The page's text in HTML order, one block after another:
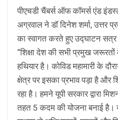
पीएचडी चैंबर्स ऑफ कॉमर्स एंड
अग्रवाल ने डॉ दिनेश शर्मा, उत्तर
का स्वागत करते हुए उद्घाटन सत्र
“शिक्षा देश की सभी प्रमुख
हथियार है। कोविड महामारी के
क्षेत्र पर इसका प्रभाव पड़ा है और
रहा है। हमने यूपी सरकार द्वारा
तहत 5 कदम की योजना बनाई है।